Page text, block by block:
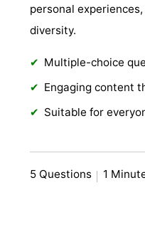
personal
diversity.
Multiple-choice
Engaging content
Suitable for
5 Questions 1